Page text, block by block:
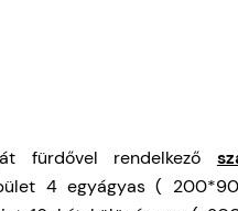
fürdővel rendelkező
4 egyágyas (